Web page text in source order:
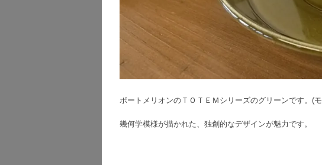
ポートメリオンのＴＯＴＥＭシリーズのグリーンです。(
幾何学模様が描かれた、独創的なデザインが魅力です。